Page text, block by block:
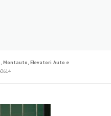
Montauto, Elevatori Auto e